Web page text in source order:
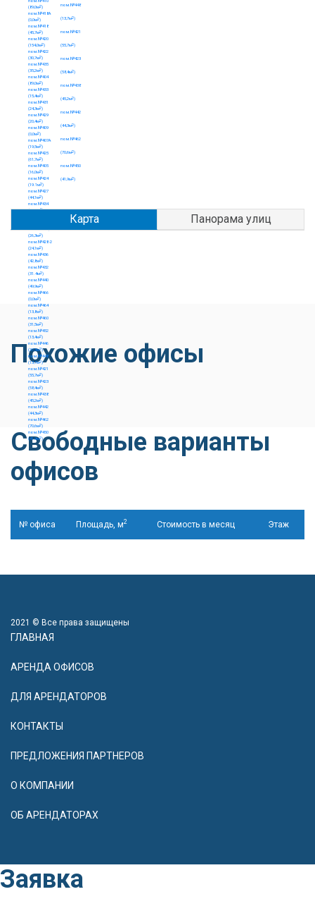
Карта Панорама улиц
Похожие офисы
Свободные варианты
офисов
№ офиса Площадь, м2 Стоимость в месяц Этаж
2021 © Все права защищены
ГЛАВНАЯ
АРЕНДА ОФИСОВ
ДЛЯ АРЕНДАТОРОВ
КОНТАКТЫ
ПРЕДЛОЖЕНИЯ ПАРТНЕРОВ
О КОМПАНИИ
ОБ АРЕНДАТОРАХ
Заявка